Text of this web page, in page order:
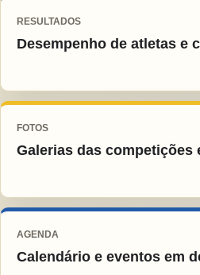
RESULTADOS
Desempenho de atletas e
FOTOS
Galerias das competições
AGENDA
Calendário e eventos em